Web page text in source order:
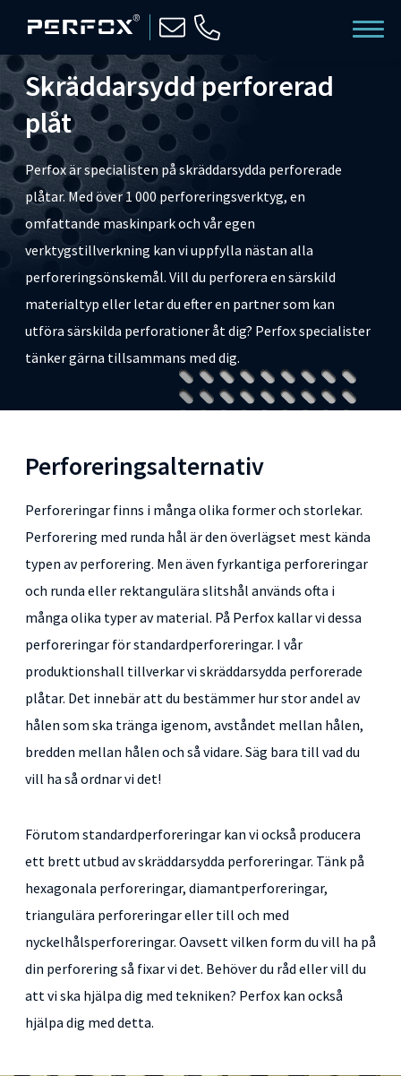
Skräddarsydd perforerad
plåt
Perfox är specialisten på skräddarsydda perforerade
plåtar. Med över 1 000 perforeringsverktyg, en
omfattande maskinpark och vår egen
verktygstillverkning kan vi uppfylla nästan alla
perforeringsönskemål. Vill du perforera en särskild
materialtyp eller letar du efter en partner som kan
utföra särskilda perforationer åt dig? Perfox specialister
tänker gärna tillsammans med dig.
Perforeringsalternativ
Perforeringar finns i många olika former och storlekar.
Perforering med runda hål är den överlägset mest kända
typen av perforering. Men även fyrkantiga perforeringar
och runda eller rektangulära slitshål används ofta i
många olika typer av material. På Perfox kallar vi dessa
perforeringar för standardperforeringar. I vår
produktionshall tillverkar vi skräddarsydda perforerade
plåtar. Det innebär att du bestämmer hur stor andel av
hålen som ska tränga igenom, avståndet mellan hålen,
bredden mellan hålen och så vidare. Säg bara till vad du
vill ha så ordnar vi det!
Förutom standardperforeringar kan vi också producera
ett brett utbud av skräddarsydda perforeringar. Tänk på
hexagonala perforeringar, diamantperforeringar,
triangulära perforeringar eller till och med
nyckelhålsperforeringar. Oavsett vilken form du vill ha på
din perforering så fixar vi det. Behöver du råd eller vill du
att vi ska hjälpa dig med tekniken? Perfox kan också
hjälpa dig med detta.